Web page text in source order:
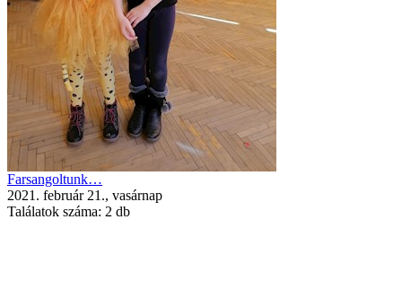
Farsangoltunk…
2021. február 21., vasárnap
Találatok száma: 2 db